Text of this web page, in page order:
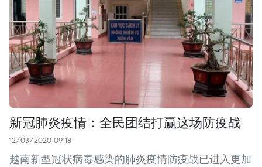
新冠肺炎疫情：全民团结打赢这场防疫战
12/03/2020 09:18
越南新型冠状病毒感染的肺炎疫情防疫战已进入更加